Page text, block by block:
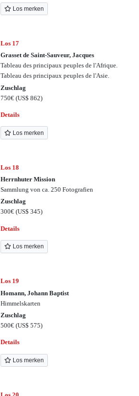
Los merken
Los 17
Grasset de Saint-Sauveur, Jacques
Tableau des principaux peuples de l'Afrique.
Tableau des principaux peuples de l'Asie.
Zuschlag
750€(US$ 862)
Details
Los merken
Los 18
Herrnhuter Mission
Sammlung von ca. 250 Fotografien
Zuschlag
300€(US$ 345)
Details
Los merken
Los 19
Homann, Johann Baptist
Himmelskarten
Zuschlag
500€(US$ 575)
Details
Los merken